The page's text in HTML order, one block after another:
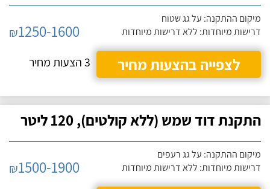
מיקום ההתקנה: על גג שטוח
דרישות מיוחדות: ללא דרישות מיוחדות
₪1250-1600
לצפייה בהצעות מחיר
3 הצעות מחיר
התקנת דוד שמש (ללא קולטים), 120 ליטר
מיקום ההתקנה: על גג רעפים
דרישות מיוחדות: ללא דרישות מיוחדות
₪1500-1900